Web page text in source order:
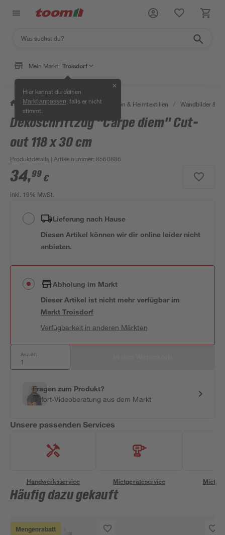
Mein Markt: Troisdorf
Hier kannst du deinen
Markt anpassen , falls er nicht
stimmt.
✕
/ Wohnen & Haushalt / Dekoration & Heimtextilien / Wandbilder &
Dekoschriftzug "Carpe diem" Cut-
out 118 x 30 cm
Produktdetails | Artikelnummer: 8560886
34,99 €
inkl. 19% MwSt.
Lieferung nach Hause
Diesen Artikel können wir dir online leider nicht
anbieten.
Abholung im Markt
Dieser Artikel ist nicht mehr verfügbar im
MarktTroisdorf
Verfügbarkeit in anderen Märkten
Anzahl:
Fragen zum Produkt?
Sofort-Videoberatung aus dem Markt
Unsere passenden Services
Handwerksservice Mietgeräteservice
Häufig dazu gekauft
Mengenrabatt